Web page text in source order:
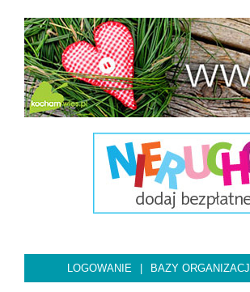
LOGOWANIE BAZY ORGANIZACJI